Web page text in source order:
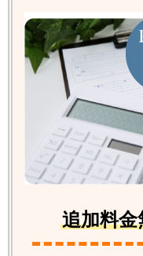
追加料